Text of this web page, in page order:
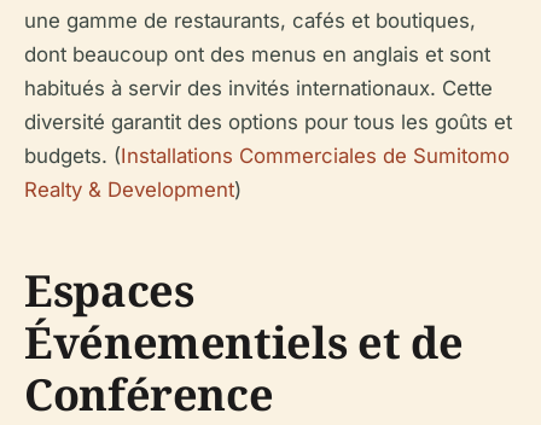
une gamme de restaurants, cafés et boutiques,
dont beaucoup ont des menus en anglais et sont
habitués à servir des invités internationaux. Cette
diversité garantit des options pour tous les goûts et
budgets. (Installations Commerciales de Sumitomo
Realty & Development)
Espaces
Événementiels et de
Conférence